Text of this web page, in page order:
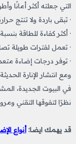
التي جعلته أكثر أمانًا
· تبقى باردة ولا تنتج
· أكثر كفاءة للطاقة بنسبة
· تعمل لفترات طويلة تصل إلى 50
· توفر درجات إضاءة
ومع انتشار الإنارة
في البيوت الجديدة،
نظرًا لتفوقها التقني
قد يهمك ايضا:أنواع